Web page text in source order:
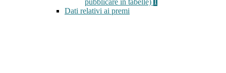
pubblicare in tabelle)
Dati relativi ai premi